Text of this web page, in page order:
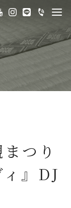
つり
』DJ